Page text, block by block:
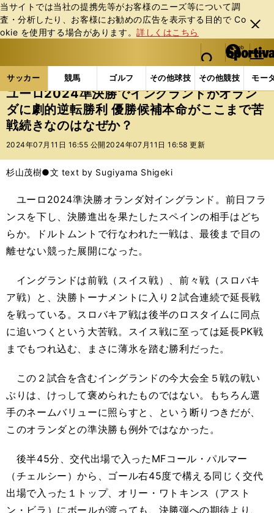
当サイトでは当社の提携先等がお客様のニーズ等について調
査・分析したり、お客様にお勧めの広告を表⽰する⽬的で Co
okie を使⽤する場合があります。詳しくはこちら
閉じ
る
web Sportiva (webスポルティーバ)
検索
マイペ
ー
ジ
メニュ
サッカー 競馬 ゴルフ その他球技 その他競技 モー
ス
ポ
ル
テ
ー
バ
サッカーの記事一覧 海外サッカー 海外サッカー
ユーロ2024準決勝でイングランドがオラン
ダに劇的逆転勝利 優勝候補本命がここまで苦
戦続きなのはなぜか？
2024年07月11日 16:55 公開 2024年07月11日 16:58 更新
杉山茂樹●文 text by Sugiyama Shigeki
ユーロ2024準決勝オランダ対イングランド。前日フラ
ンスを下し、決勝進出を果たしたスペインの相手はどち
らか。ドルトムントで行なわれた一戦は、最後まで目の
離せない競った展開になった。
イングランドは前戦（スイス戦）、前々戦（スロバキ
ア戦）と、決勝トーナメントに入り２試合連続で延長戦
を戦っている。スロバキア戦は後半のロスタイムに同点
に追いつくという大苦戦。スイス戦に至っては延長PK戦
までもつれ込む、まさに薄氷を踏む勝利だった。
この２試合を含むイングランドの今大会全５戦の戦い
ぶりは、けっして褒められたものではない。もちろん選
手のネームバリューに照らすと、という断りつきだが、
このオランダとの準決勝も例外ではなかった。
後半45分、交代出場で入ったMFコール・パルマー
（チェルシー）から、ゴール右45度で構える同じく交代
出場で入った１トップ、オリー・ワトキンス（アスト
ン・ビラ）にボールが渡っても、決勝弾への期待より、